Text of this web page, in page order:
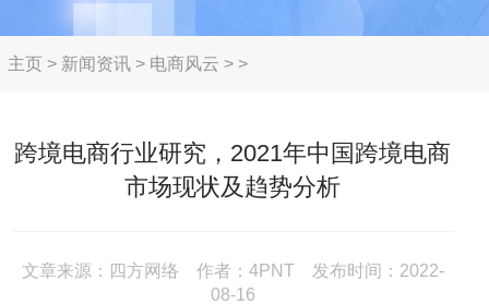
主页> 新闻资讯> 电商风云 > >
跨境电商行业研究，2021年中国跨境电商
市场现状及趋势分析
文章来源：四方网络 作者：4PNT 发布时间：2022-
08-16